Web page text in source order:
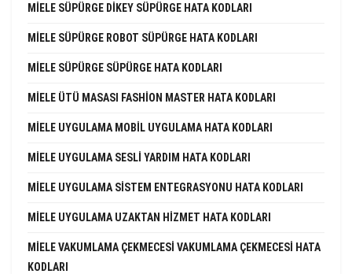
MIELE SÜPÜRGE DIKEY SÜPÜRGE HATA KODLARI
MIELE SÜPÜRGE ROBOT SÜPÜRGE HATA KODLARI
MIELE SÜPÜRGE SÜPÜRGE HATA KODLARI
MIELE ÜTÜ MASASI FASHION MASTER HATA KODLARI
MIELE UYGULAMA MOBIL UYGULAMA HATA KODLARI
MIELE UYGULAMA SESLI YARDIM HATA KODLARI
MIELE UYGULAMA SISTEM ENTEGRASYONU HATA KODLARI
MIELE UYGULAMA UZAKTAN HIZMET HATA KODLARI
MIELE VAKUMLAMA ÇEKMECESI VAKUMLAMA ÇEKMECESI HATA
KODLARI